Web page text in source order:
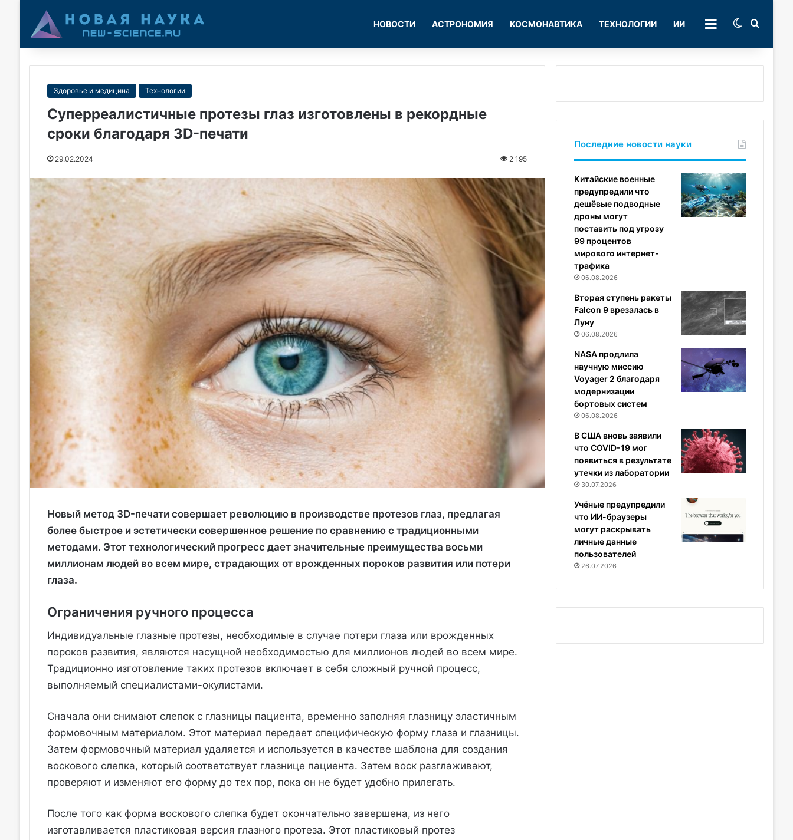
НОВОСТИ АСТРОНОМИЯ КОСМОНАВТИКА ТЕХНОЛОГИИ ИИ РУБРИКИSwitch skin
Здоровье и медицина Технологии
Суперреалистичные протезы глаз изготовлены в рекордные
сроки благодаря 3D-печати
29.02.2024 2 195
Новый метод 3D-печати совершает революцию в производстве протезов глаз, предлагая
более быстрое и эстетически совершенное решение по сравнению с традиционными
методами. Этот технологический прогресс дает значительные преимущества восьми
миллионам людей во всем мире, страдающих от врожденных пороков развития или потери
глаза.
Ограничения ручного процесса
Индивидуальные глазные протезы, необходимые в случае потери глаза или врожденных
пороков развития, являются насущной необходимостью для миллионов людей во всем мире.
Традиционно изготовление таких протезов включает в себя сложный ручной процесс,
выполняемый специалистами-окулистами.
Сначала они снимают слепок с глазницы пациента, временно заполняя глазницу эластичным
формовочным материалом. Этот материал передает специфическую форму глаза и глазницы.
Затем формовочный материал удаляется и используется в качестве шаблона для создания
воскового слепка, который соответствует глазнице пациента. Затем воск разглаживают,
проверяют и изменяют его форму до тех пор, пока он не будет удобно прилегать.
После того как форма воскового слепка будет окончательно завершена, из него
изготавливается пластиковая версия глазного протеза. Этот пластиковый протез
Последние новости науки
Китайские военные
предупредили что
дешёвые подводные
дроны могут
поставить под угрозу
99 процентов
мирового интернет-
трафика
06.08.2026
Вторая ступень ракеты
Falcon 9 врезалась в
Луну
06.08.2026
NASA продлила
научную миссию
Voyager 2 благодаря
модернизации
бортовых систем
06.08.2026
В США вновь заявили
что COVID-19 мог
появиться в результате
утечки из лаборатории
30.07.2026
Учёные предупредили
что ИИ-браузеры
могут раскрывать
личные данные
пользователей
26.07.2026